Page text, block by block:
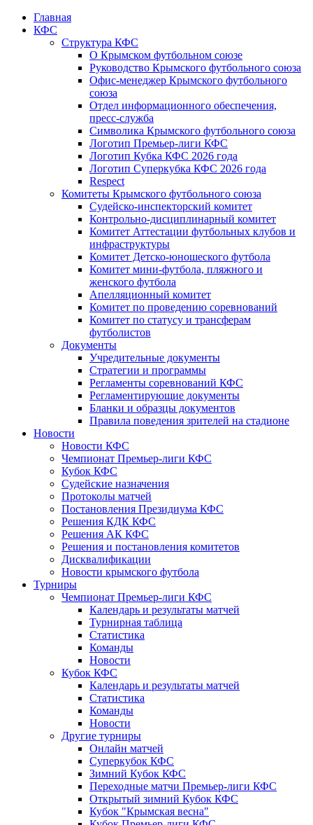
Главная
КФС
Структура КФС
О Крымском футбольном союзе
Руководство Крымского футбольного союза
Офис-менеджер Крымского футбольного
союза
Отдел информационного обеспечения,
пресс-служба
Символика Крымского футбольного союза
Логотип Премьер-лиги КФС
Логотип Кубка КФС 2026 года
Логотип Суперкубка КФС 2026 года
Respect
Комитеты Крымского футбольного союза
Судейско-инспекторский комитет
Контрольно-дисциплинарный комитет
Комитет Аттестации футбольных клубов и
инфраструктуры
Комитет Детско-юношеского футбола
Комитет мини-футбола, пляжного и
женского футбола
Апелляционный комитет
Комитет по проведению соревнований
Комитет по статусу и трансферам
футболистов
Документы
Учредительные документы
Стратегии и программы
Регламенты соревнований КФС
Регламентирующие документы
Бланки и образцы документов
Правила поведения зрителей на стадионе
Новости
Новости КФС
Чемпионат Премьер-лиги КФС
Кубок КФС
Судейские назначения
Протоколы матчей
Постановления Президиума КФС
Решения КДК КФС
Решения АК КФС
Решения и постановления комитетов
Дисквалификации
Новости крымского футбола
Турниры
Чемпионат Премьер-лиги КФС
Календарь и результаты матчей
Турнирная таблица
Статистика
Команды
Новости
Кубок КФС
Календарь и результаты матчей
Статистика
Команды
Новости
Другие турниры
Онлайн матчей
Суперкубок КФС
Зимний Кубок КФС
Переходные матчи Премьер-лиги КФС
Открытый зимний Кубок КФС
Кубок "Крымская весна"